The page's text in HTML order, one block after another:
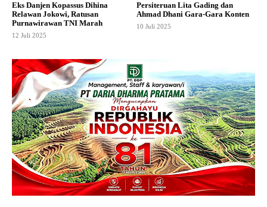
Eks Danjen Kopassus Dihina
Relawan Jokowi, Ratusan
Purnawirawan TNI Marah
12 Juli 2025
Persiteruan Lita Gading dan
Ahmad Dhani Gara-Gara Konten
10 Juli 2025